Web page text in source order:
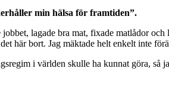
min hälsa för framtiden”.
lagade bra mat, fixade matlådor
här bort. Jag mäktade helt enkelt inte
i världen skulle ha kunnat göra,